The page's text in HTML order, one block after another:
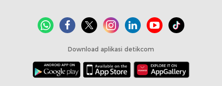
Download aplikasi detikcom